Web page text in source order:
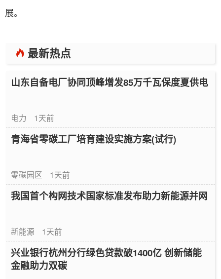
展。
最新热点
山东自备电厂协同顶峰增发85万千瓦保度夏供电
电力 1天前
青海省零碳工厂培育建设实施方案(试行)
零碳园区 1天前
我国首个构网技术国家标准发布助力新能源并网
新能源 1天前
兴业银行杭州分行绿色贷款破1400亿 创新储能
金融助力双碳